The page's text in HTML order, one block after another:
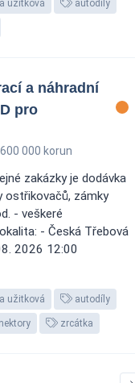
užitková autodíly
a náhradní
pro
600 000 korun
zakázky je dodávka
ostřikovačů, zámky
- veškeré
- Česká Třebová
2026 12:00
užitková autodíly
zrcátka